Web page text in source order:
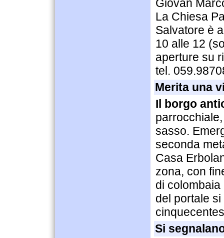
Giovan
La Chiesa
Salvatore è
10 alle 12
aperture su
tel.
Merita una
Il borgo
sasso.
seconda
Casa
zona, con
di
del portale
Si